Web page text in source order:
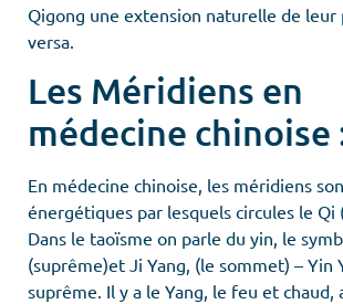
Qigong une extension naturelle de leur
versa.
Les Méridiens en
médecine chinoise
En médecine chinoise, les méridiens
énergétiques par lesquels circules le Qi
Dans le taoïsme on parle du yin, le
(suprême)et Ji Yang, (le sommet) – Yin
suprême. Il y a le Yang, le feu et chaud,